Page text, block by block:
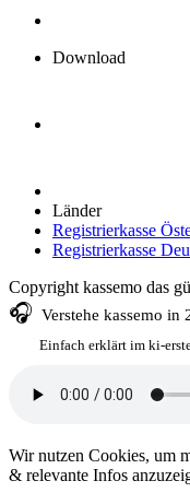
Download
Länder
Registrierkasse
Registrierkasse
Copyright kassemo das
🎧 Verstehe kassemo in
Einfach erklärt im ki-
Wir nutzen Cookies, um
& relevante Infos